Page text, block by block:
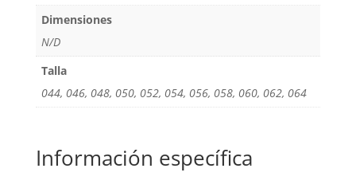
Dimensiones
N/D
Talla
044, 046, 048, 050, 052, 054, 056, 058, 060, 062, 064
Información específica